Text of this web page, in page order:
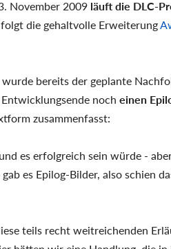
November 2009 läuft die DLC-
die gehaltvolle Erweiterung
bereits der geplante
noch einen
zusammenfasst:
es erfolgreich sein würde -
es Epilog-Bilder, also schien
teils recht weitreichenden